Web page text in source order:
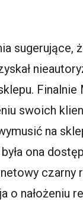
sugerujące,
Finalnie
swoich
na
ona
czarny
o nałożeniu